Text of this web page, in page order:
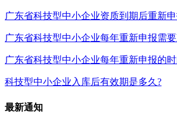
广东省科技型中小企业资质到期后重新
广东省科技型中小企业每年重新申报需
广东省科技型中小企业每年重新申报的
科技型中小企业入库后有效期是多久?
最新通知